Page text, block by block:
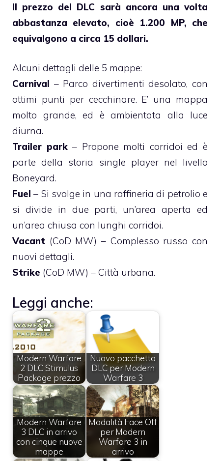
Il prezzo del DLC sarà ancora una volta
abbastanza elevato, cioè 1.200 MP, che
equivalgono a circa 15 dollari.
Alcuni dettagli delle 5 mappe:
Carnival – Parco divertimenti desolato, con
ottimi punti per cecchinare. E’ una mappa
molto grande, ed è ambientata alla luce
diurna.
Trailer park– Propone molti corridoi ed è
parte della storia single player nel livello
Boneyard.
Fuel– Si svolge in una raffineria di petrolio e
si divide in due parti, un’area aperta ed
un’area chiusa con lunghi corridoi.
Vacant (CoD MW) – Complesso russo con
nuovi dettagli.
Strike (CoD MW) – Città urbana.
Leggi anche:
Modern Warfare
2 DLC Stimulus
Package prezzo
Nuovo pacchetto
DLC per Modern
Warfare 3
Modern Warfare
3 DLC in arrivo
con cinque nuove
mappe
Modalità Face Off
per Modern
Warfare 3 in
arrivo